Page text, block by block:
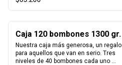
usamos ingredientes frescos sin
aditivos ni preservantes y todos
nuestros productos son  100%
niveles cada uno de 40 bombones
intercambiables, para un total de 80
unidades. Incluye nuestro surtido
completo de bombones rellenos en
Caja 120 bombones 1300 gr.
Nuestra caja más generosa, un regalo
para aquellos que van en serio. Tres
niveles de 40 bombones cada uno